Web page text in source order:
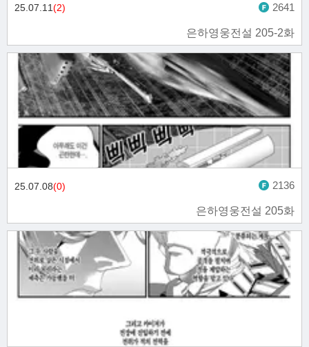
은하영웅전설 205-2화
25.07.11(2) 2641
은하영웅전설 205화
25.07.08(0) 2136